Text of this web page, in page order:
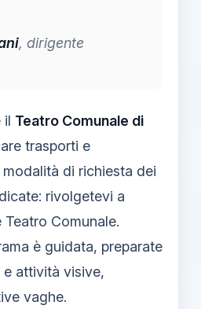
, dirigente
il Teatro Comunale di
trasporti e
di richiesta dei
rivolgetevi a
Comunale.
è guidata, preparate
e attività visive,
vaghe.